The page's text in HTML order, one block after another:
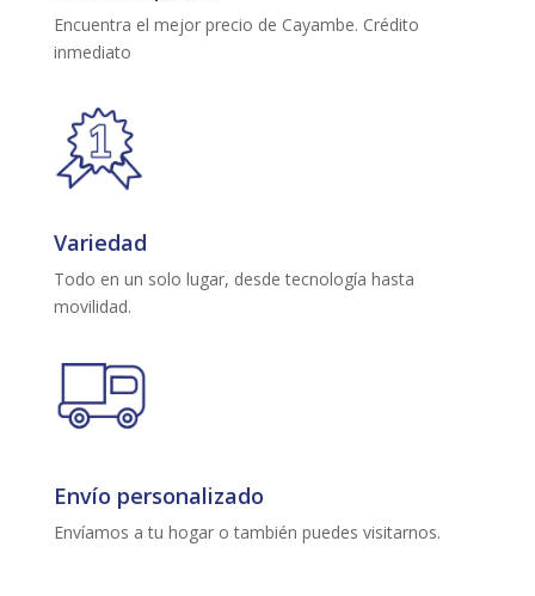
Encuentra el mejor precio de Cayambe. Crédito
inmediato
Variedad
Todo en un solo lugar, desde tecnología hasta
movilidad.
Envío personalizado
Envíamos a tu hogar o también puedes visitarnos.